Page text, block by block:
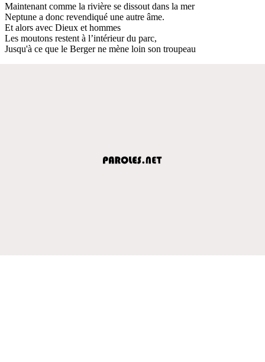
Maintenant comme la rivière se dissout dans la mer
Neptune a donc revendiqué une autre âme.
Et alors avec Dieux et hommes
Les moutons restent à l’intérieur du parc,
Jusqu'à ce que le Berger ne mène loin son troupeau